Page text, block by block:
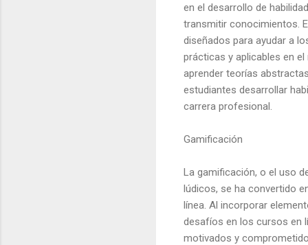
en el desarrollo de
transmitir conocimientos.
diseñados para ayudar a
prácticas y aplicables en
aprender teorías
estudiantes desarrollar
carrera profesional.
Gamificación
La gamificación, o el uso
lúdicos, se ha convertido
línea. Al incorporar
desafíos en los cursos en
motivados y